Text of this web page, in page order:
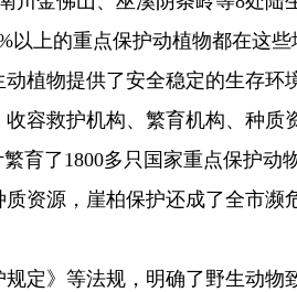
以上的重点保护动植物都在这
植物提供了安全稳定的生存环
容救护机构、繁育机构、种质
育了1800多只国家重点保护动
资源，崖柏保护还成了全市濒
定》等法规，明确了野生动物